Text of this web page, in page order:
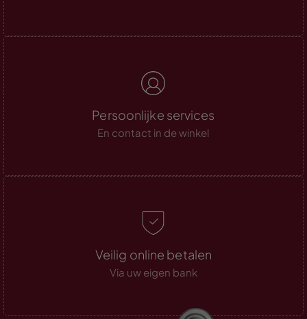
Persoonlijke services
En contact in de winkel
Veilig online betalen
Via uw eigen bank